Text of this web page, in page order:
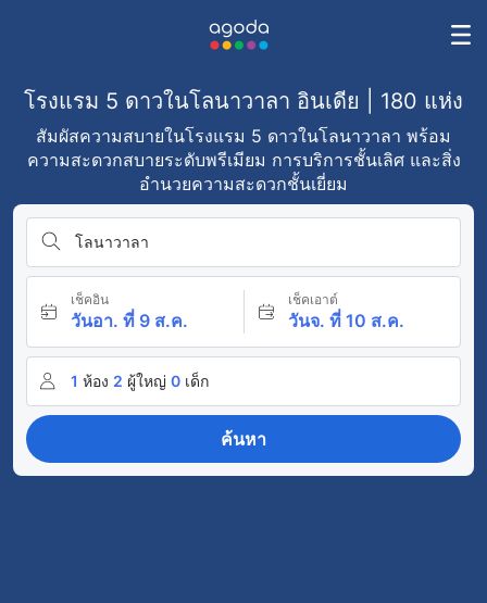
โรงแรม 5 ดาวในโลนาวาลา อินเดีย | 180 แห่ง
สัมผัสความสบายในโรงแรม 5 ดาวในโลนาวาลา พร้อม
ความสะดวกสบายระดับพรีเมียม การบริการชั้นเลิศ และสิ่ง
อำนวยความสะดวกชั้นเยี่ยม
โลนาวาลา
เช็คอิน
วันอา. ที่ 9 ส.ค.
เช็คเอาต์
วันจ. ที่ 10 ส.ค.
1 ห้อง 2 ผู้ใหญ่ 0 เด็ก
ค้นหา